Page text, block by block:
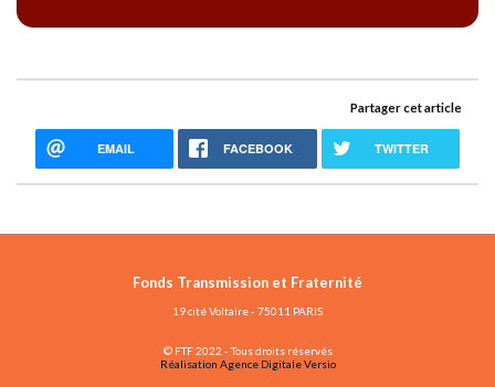
Partager cet article
EMAIL FACEBOOK TWITTER
Fonds Transmission et Fraternité
19 cité Voltaire - 75011 PARIS
© FTF 2022 - Tous droits réservés
Réalisation Agence Digitale Versio